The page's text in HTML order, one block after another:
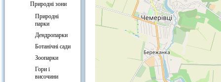
Природні зони
Природні
парки
Дендропарки
Ботанічні сади
Зоопарки
Гори і
височини